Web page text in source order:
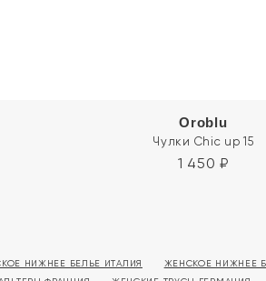
Oroblu
Чулки Chic up 15
1 450 ₽
НИЖНЕЕ БЕЛЬЕ ИТАЛИЯ ЖЕНСКОЕ НИЖНЕЕ